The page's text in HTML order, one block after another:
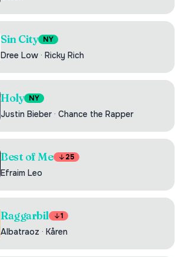
Sin City NY
Dree Low · Ricky Rich
Holy NY
Justin Bieber · Chance the Rapper
Best of Me 25
Efraim Leo
Raggarbil 1
Albatraoz · Kåren